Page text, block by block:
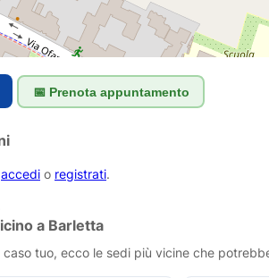
📅 Prenota appuntamento
accedi o registrati.
a Barletta
tuo, ecco le sedi più vicine che